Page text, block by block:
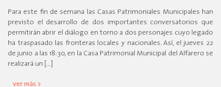
Para este fin de semana las Casas Patrimoniales Municipales han
previsto el desarrollo de dos importantes conversatorios que
permitirán abrir el diálogo en torno a dos personajes cuyo legado
ha traspasado las fronteras locales y nacionales. Así, el jueves 22
de junio a las 18:30, en la Casa Patrimonial Municipal del Alfarero se
realizará un […]
ver más >